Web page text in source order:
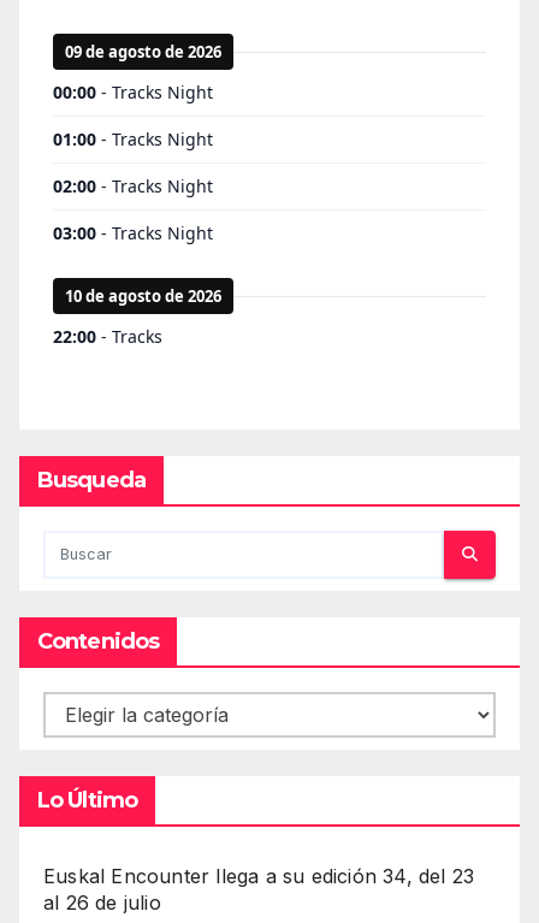
Busqueda
Contenidos
Contenidos
Lo Último
Euskal Encounter llega a su edición 34, del 23
al 26 de julio